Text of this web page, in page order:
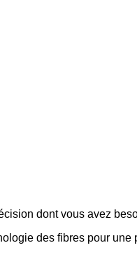
dont vous avez
des fibres pour une